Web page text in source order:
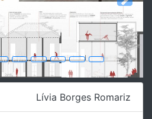
Next
Lívia Borges Romariz